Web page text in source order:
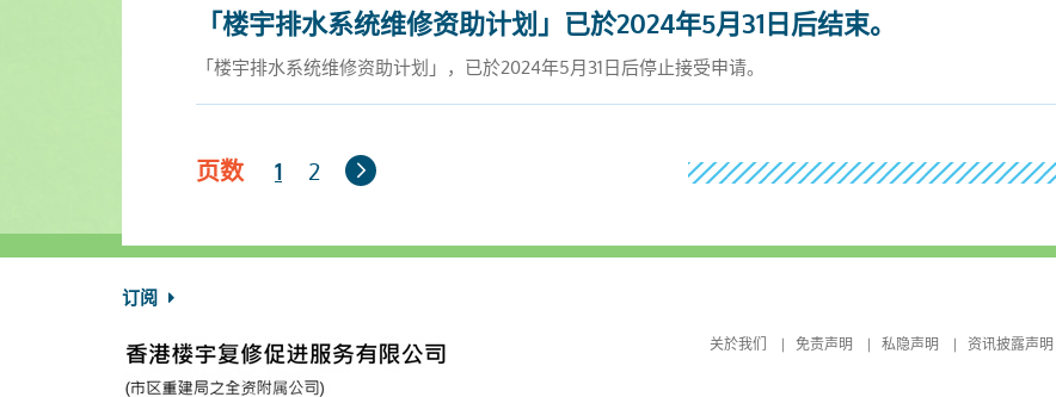
「楼宇排水系统维修资助计划」已於2024年5月31日后结束。
「楼宇排水系统维修资助计划」，已於2024年5月31日后停止接受申请。
页数 1 2
下
一
订阅
关於我们 免责声明 私隐声明 资讯披露声明